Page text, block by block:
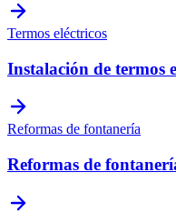
Termos eléctricos
Instalación de termos
Reformas de fontanería
Reformas de